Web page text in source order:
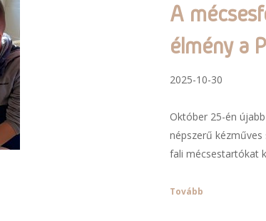
A
élmény a
2025-10-30
Október 25-én
népszerű kézműves
fali mécsestartókat
Tovább